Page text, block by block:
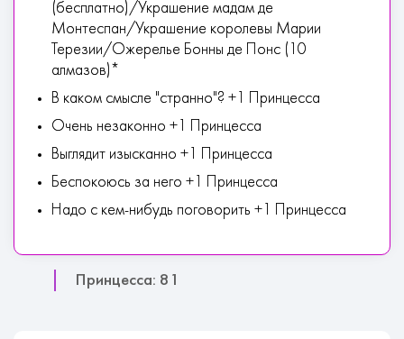
(бесплатно)/Украшение мадам де
Монтеспан/Украшение королевы Марии
Терезии/Ожерелье Бонны де Понс (10
алмазов)*
В каком смысле "странно"? +1 Принцесса
Очень незаконно +1 Принцесса
Выглядит изысканно +1 Принцесса
Беспокоюсь за него +1 Принцесса
Надо с кем-нибудь поговорить +1 Принцесса
Принцесса: 81